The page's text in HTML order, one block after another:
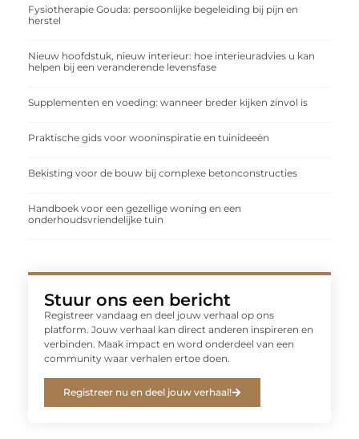
Fysiotherapie Gouda: persoonlijke begeleiding bij pijn en
herstel
Nieuw hoofdstuk, nieuw interieur: hoe interieuradvies u kan
helpen bij een veranderende levensfase
Supplementen en voeding: wanneer breder kijken zinvol is
Praktische gids voor wooninspiratie en tuinideeën
Bekisting voor de bouw bij complexe betonconstructies
Handboek voor een gezellige woning en een
onderhoudsvriendelijke tuin
Stuur ons een bericht
Registreer vandaag en deel jouw verhaal op ons
platform. Jouw verhaal kan direct anderen inspireren en
verbinden. Maak impact en word onderdeel van een
community waar verhalen ertoe doen.
Registreer nu en deel jouw verhaal!